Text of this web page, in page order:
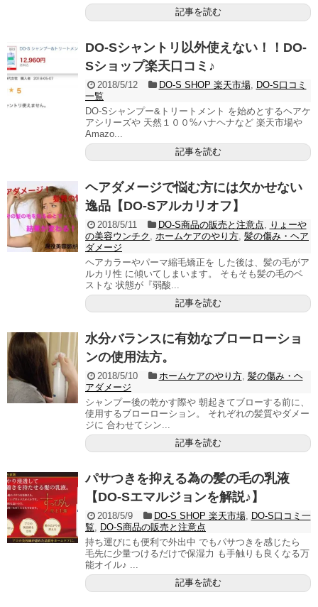
記事を読む
DO-Sシャントリ以外使えない！！DO-
Sショップ楽天口コミ♪
2018/5/12 DO-S SHOP 楽天市場,
DO-S口コミ
一覧
DO-Sシャンプー&トリートメント を始めとするヘアケ
アシリーズや 天然１００%ハナヘナなど 楽天市場や
Amazo...
記事を読む
ヘアダメージで悩む方には欠かせない
逸品【DO-Sアルカリオフ】
2018/5/11 DO-S商品の販売と注意点
りょーや
の美容ウンチク
ホームケアのやり方 髪の傷み・ヘア
ダメージ
ヘアカラーやパーマ縮毛矯正を した後は、髪の毛がア
ルカリ性 に傾いてしまいます。 そもそも髪の毛のベ
ストな 状態が『弱酸...
記事を読む
水分バランスに有効なブローローショ
ンの使用法方。
2018/5/10 ホームケアのやり方, 髪の傷み・ヘ
アダメージ
シャンプー後の乾かす際や 朝起きてブローする前に、
使用するブローローション。 それぞれの髪質やダメー
ジに 合わせてシン...
記事を読む
パサつきを抑える為の髪の毛の乳液
【DO-Sエマルジョンを解説♪】
2018/5/9 DO-S SHOP 楽天市場,
DO-S口コミ一
覧
DO-S商品の販売と注意点
持ち運びにも便利で外出中 でもパサつきを感じたら
毛先に少量つけるだけで保湿力 も手触りも良くなる万
能オイル♪ ...
記事を読む